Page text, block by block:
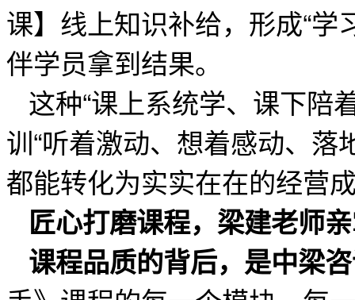
课】线上知识补给，形成“学
伴学员拿到结果。
这种“课上系统学、课下陪
训“听着激动、想着感动、落
都能转化为实实在在的经营
匠心打磨课程，梁建老师
课程品质的背后，是中梁